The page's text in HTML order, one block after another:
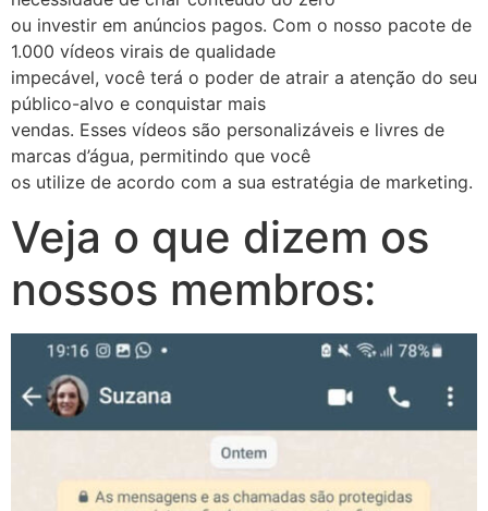
ou investir em anúncios pagos. Com o nosso pacote de
1.000 vídeos virais de qualidade
impecável, você terá o poder de atrair a atenção do seu
público-alvo e conquistar mais
vendas. Esses vídeos são personalizáveis e livres de
marcas d’água, permitindo que você
os utilize de acordo com a sua estratégia de marketing.
Veja o que dizem os
nossos membros: